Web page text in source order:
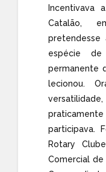
Incentivava
Catalão,
pretendesse
espécie
permanente
lecionou.
praticamente
participava.
Rotary
Comercial